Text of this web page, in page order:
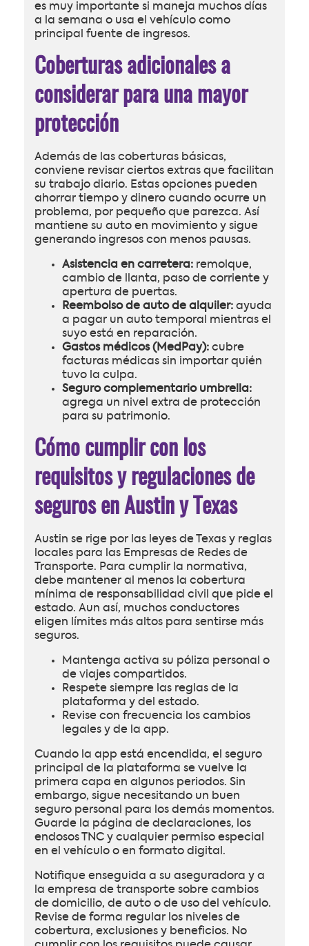
es muy importante si maneja muchos días
a la semana o usa el vehículo como
principal fuente de ingresos.
Coberturas adicionales a
considerar para una mayor
protección
Además de las coberturas básicas,
conviene revisar ciertos extras que facilitan
su trabajo diario. Estas opciones pueden
ahorrar tiempo y dinero cuando ocurre un
problema, por pequeño que parezca. Así
mantiene su auto en movimiento y sigue
generando ingresos con menos pausas.
Asistencia en carretera: remolque,
cambio de llanta, paso de corriente y
apertura de puertas.
Reembolso de auto de alquiler: ayuda
a pagar un auto temporal mientras el
suyo está en reparación.
Gastos médicos (MedPay): cubre
facturas médicas sin importar quién
tuvo la culpa.
Seguro complementario umbrella:
agrega un nivel extra de protección
para su patrimonio.
Cómo cumplir con los
requisitos y regulaciones de
seguros en Austin y Texas
Austin se rige por las leyes de Texas y reglas
locales para las Empresas de Redes de
Transporte. Para cumplir la normativa,
debe mantener al menos la cobertura
mínima de responsabilidad civil que pide el
estado. Aun así, muchos conductores
eligen límites más altos para sentirse más
seguros.
Mantenga activa su póliza personal o
de viajes compartidos.
Respete siempre las reglas de la
plataforma y del estado.
Revise con frecuencia los cambios
legales y de la app.
Cuando la app está encendida, el seguro
principal de la plataforma se vuelve la
primera capa en algunos periodos. Sin
embargo, sigue necesitando un buen
seguro personal para los demás momentos.
Guarde la página de declaraciones, los
endosos TNC y cualquier permiso especial
en el vehículo o en formato digital.
Notifique enseguida a su aseguradora y a
la empresa de transporte sobre cambios
de domicilio, de auto o de uso del vehículo.
Revise de forma regular los niveles de
cobertura, exclusiones y beneficios. No